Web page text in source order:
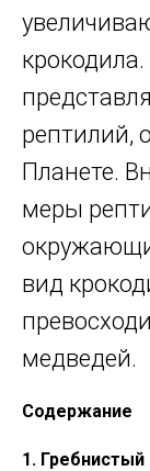
рептилий,
Планете.
меры
вид
медведей.
Содержание
1. Гребнистый